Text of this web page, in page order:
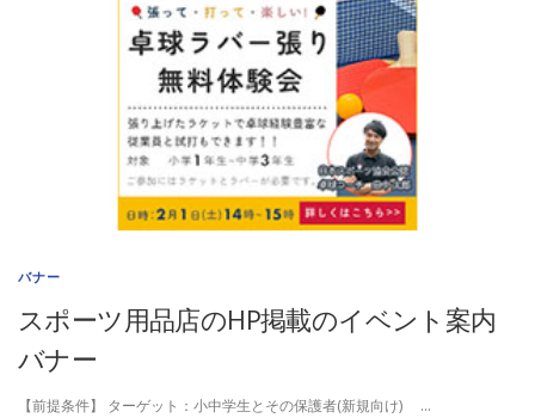
バナー
スポーツ用品店のHP掲載のイベント案内
バナー
【前提条件】 ターゲット：小中学生とその保護者(新規向け) …